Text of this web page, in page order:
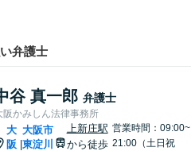
弁護士
谷 真一郎 弁護士
阪かみしん法律事務所
大
阪
大阪市
東淀川
上新庄駅
から徒歩
営業時間：09:00~
21:00（土日祝